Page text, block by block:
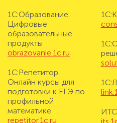
1С:Образование.
Цифровые
образовательные
продукты
obrazovanie.1c.ru
1С:Репетитор.
Онлайн курсы для
подготовки к ЕГЭ по
профильной
математике
repetitor.1c.ru
ИТС